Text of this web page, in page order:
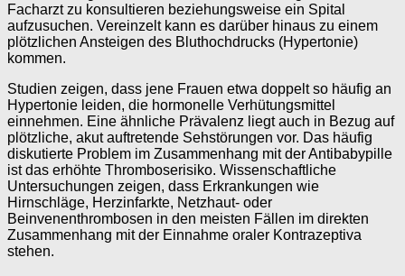
Facharzt zu konsultieren beziehungsweise ein Spital
aufzusuchen. Vereinzelt kann es darüber hinaus zu einem
plötzlichen Ansteigen des Bluthochdrucks (Hypertonie)
kommen.
Studien zeigen, dass jene Frauen etwa doppelt so häufig an
Hypertonie leiden, die hormonelle Verhütungsmittel
einnehmen. Eine ähnliche Prävalenz liegt auch in Bezug auf
plötzliche, akut auftretende Sehstörungen vor. Das häufig
diskutierte Problem im Zusammenhang mit der Antibabypille
ist das erhöhte Thromboserisiko. Wissenschaftliche
Untersuchungen zeigen, dass Erkrankungen wie
Hirnschläge, Herzinfarkte, Netzhaut- oder
Beinvenenthrombosen in den meisten Fällen im direkten
Zusammenhang mit der Einnahme oraler Kontrazeptiva
stehen.